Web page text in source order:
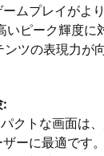
ムプレイがよ
いピーク輝度に
ツの表現力が
:
クトな画面は
ーに最適です